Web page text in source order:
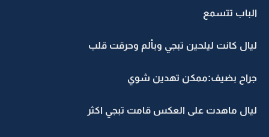
الباب تتسمع
ليال كانت ليلحين تبجي وبألم وحرقت قلب
جراح بضيف:ممكن تهدين شوي
ليال ماهدت على العكس قامت تبجي اكثر